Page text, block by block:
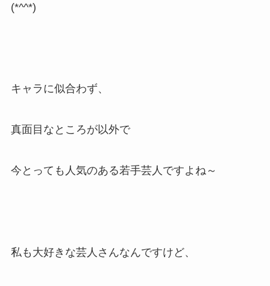
(*^^*)
キャラに似合わず、
真面目なところが以外で
今とっても人気のある若手芸人ですよね～
私も大好きな芸人さんなんですけど、